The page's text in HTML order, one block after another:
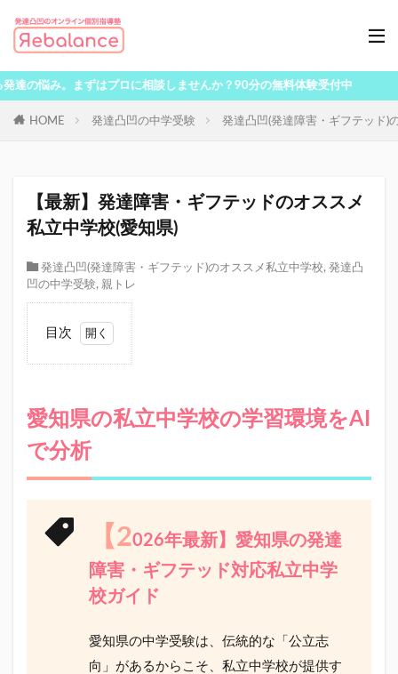
。まずはプロに相談しませんか？90分の無料体験受付中
HOME 発達凸凹の中学受験 発達凸凹(発達障害・ギフテッド)
【最新】発達障害・ギフテッドのオススメ
私立中学校(愛知県)
発達凸凹(発達障害・ギフテッド)のオススメ私立中学校, 発達凸
凹の中学受験, 親トレ
目次
県
の
私
立
中
の
学
愛知県の私立中学校の学習環境をAI
で分析
【2026年最新】愛知県の発達
障害・ギフテッド対応私立中学
校ガイド
愛知県の中学受験は、伝統的な「公立志
向」があるからこそ、私立中学校が提供す